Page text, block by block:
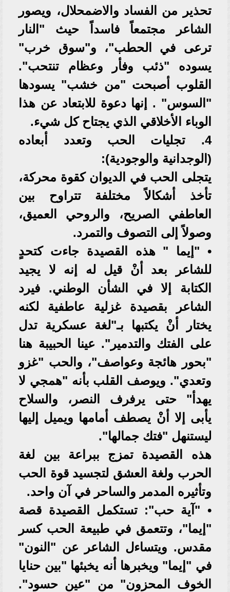
تحذير من الفساد والاضمحلال، ويصور
الشاعر مجتمعاً فاسداً حيث "النار
ترعى في الحطب"، و"سوق خرب"
يسوده "ذئب وفأر وعظام تنتحب".
القلوب أصبحت "من خشب" يسودها
"السوس" . إنها دعوة للابتعاد عن هذا
الوباء الأخلاقي الذي يجتاح كل شيء.
4. تجليات الحب وتعدد أبعاده
(الوجدانية والوجودية):
يتجلى الحب في الديوان كقوة محركة،
تأخذ أشكالاً مختلفة تتراوح بين
العاطفي الصريح، والروحي العميق،
وصولاً إلى التصوف والتمرد.
• "إيما " هذه القصيدة جاءت كتحدٍ
للشاعر بعد أنْ قيل له إنه لا يجيد
الكتابة إلا في الشأن الوطني. فيرد
الشاعر بقصيدة غزلية عاطفية لكنه
يختار أنْ يكتبها بـ"لغة عسكرية تدل
على الفتك والتدمير". عينا الحبيبة هنا
"بحور هائجة وعواصف"، والحب "غزو
وتعدي". ويوصف القلب بأنه "همجي لا
يهدأ" حتى يرفرف النصر، والسلاح
يأبى إلا أنْ يصطف أمامها ويميل إليها
ليستنهل "فتك جمالها".
هذه القصيدة تمزج ببراعة بين لغة
الحرب ولغة العشق لتجسيد قوة الحب
وتأثيره المدمر والساحر في آن واحد.
• "آية حب": تستكمل القصيدة قصة
"إيما"، وتتعمق في طبيعة الحب كسر
مقدس. ويتساءل الشاعر عن "النون"
في "إيما" ويخبرها أنه يخبئها "بين حنايا
الخوف المحزون" من "عين حسود".